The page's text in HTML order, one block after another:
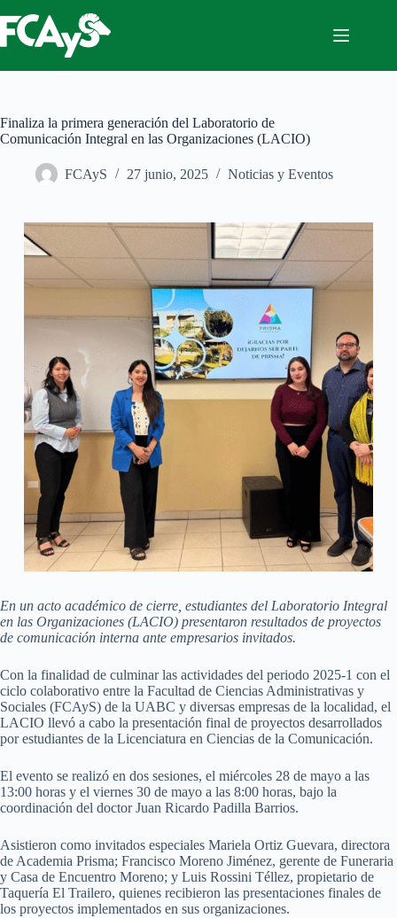
al
contenido
Finaliza la primera generación del Laboratorio de
Comunicación Integral en las Organizaciones (LACIO)
FCAyS 27 junio, 2025 Noticias y Eventos
En un acto académico de cierre, estudiantes del Laboratorio Integral
en las Organizaciones (LACIO) presentaron resultados de proyectos
de comunicación interna ante empresarios invitados.
Con la finalidad de culminar las actividades del periodo 2025-1 con el
ciclo colaborativo entre la Facultad de Ciencias Administrativas y
Sociales (FCAyS) de la UABC y diversas empresas de la localidad, el
LACIO llevó a cabo la presentación final de proyectos desarrollados
por estudiantes de la Licenciatura en Ciencias de la Comunicación.
El evento se realizó en dos sesiones, el miércoles 28 de mayo a las
13:00 horas y el viernes 30 de mayo a las 8:00 horas, bajo la
coordinación del doctor Juan Ricardo Padilla Barrios.
Asistieron como invitados especiales Mariela Ortiz Guevara, directora
de Academia Prisma; Francisco Moreno Jiménez, gerente de Funeraria
y Casa de Encuentro Moreno; y Luis Rossini Téllez, propietario de
Taquería El Trailero, quienes recibieron las presentaciones finales de
los proyectos implementados en sus organizaciones.